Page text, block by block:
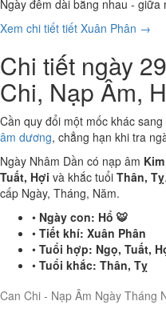
Ngày đêm dài bằng nhau - giữa
Xem chi tiết tiết Xuân Phân →
Chi tiết ngày
Chi, Nạp Âm,
Cần quy đổi một mốc khác
âm dương, chẳng hạn khi tra
Ngày Nhâm Dần có nạp âm
Tuất, Hợi và khắc tuổi Thân, Tỵ
cấp Ngày, Tháng, Năm.
• Ngày con: Hổ 🐯
• Tiết khí: Xuân Phân
• Tuổi hợp: Ngọ, Tuất,
• Tuổi khắc: Thân, Tỵ
Can Chi - Nạp Âm Ngày Tháng